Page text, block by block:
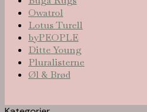
Owatrol
Lotus Turell
byPEOPLE
Ditte Young
Pluralisterne
Øl & Brød